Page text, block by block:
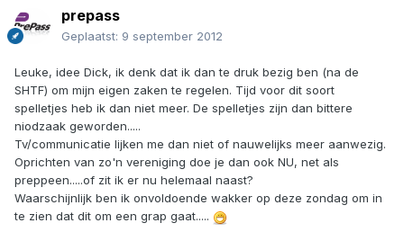
prepass
Geplaatst: 9 september 2012
Leuke, idee Dick, ik denk dat ik dan te druk bezig ben (na de
SHTF) om mijn eigen zaken te regelen. Tijd voor dit soort
spelletjes heb ik dan niet meer. De spelletjes zijn dan bittere
niodzaak geworden.....
Tv/communicatie lijken me dan niet of nauwelijks meer aanwezig.
Oprichten van zo'n vereniging doe je dan ook NU, net als
preppeen.....of zit ik er nu helemaal naast?
Waarschijnlijk ben ik onvoldoende wakker op deze zondag om in
te zien dat dit om een grap gaat.....